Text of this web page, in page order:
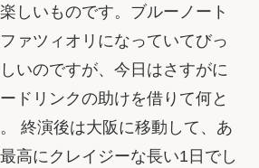
しいものです。ブルーノート
ァツィオリになっていてびっ
いのですが、今日はさすがに
ドリンクの助けを借りて何と
終演後は大阪に移動して、あ
高にクレイジーな長い1日でし